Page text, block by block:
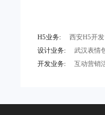
H5业务: 西安H5开发
设计业务:
武汉表情
开发业务:
互动营销